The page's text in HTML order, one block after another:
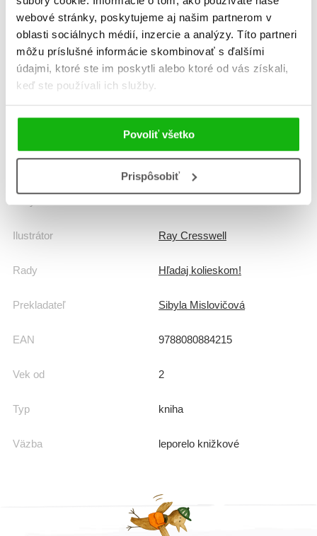
webové stránky, poskytujeme aj našim partnerom v
oblasti sociálnych médií, inzercie a analýzy. Títo partneri
môžu príslušné informácie skombinovať s ďalšími
údajmi, ktoré ste im poskytli alebo ktoré od vás získali,
keď ste používali ich služby.
Povoliť všetko
Prispôsobiť
Žáner
interaktívne knihy
náučné leporelo
Počet strán 18
165x165 mm
Ilustrátor Ray Cresswell
Rady Hľadaj kolieskom!
Prekladateľ Sibyla Mislovičová
EAN 9788080884215
Vek od 2
Typ kniha
Väzba leporelo knižkové